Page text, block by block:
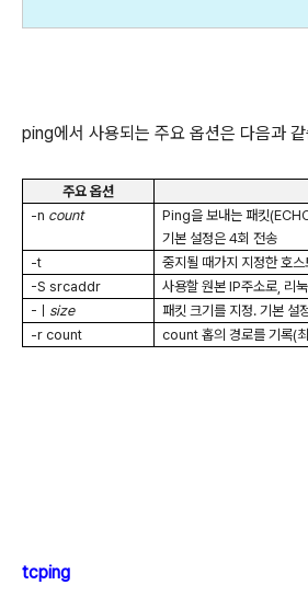
ping에서 사용되는 주요 옵션은 다음과
주요 옵션
-n count Ping을 보내는 패킷
기본 설정은 4회 전송
-t
중지될 때가지 지정한 호
-S srcaddr
사용할 원본 IP주소로 리
-
size 패킷 크기를 지정.기본 설
-r count
count홉의 경로를 기록(
tcping